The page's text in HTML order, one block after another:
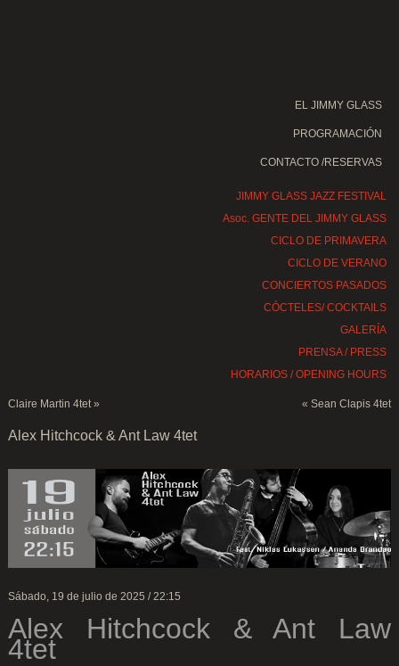
EL JIMMY GLASS
PROGRAMACIÓN
CONTACTO /RESERVAS
JIMMY GLASS JAZZ FESTIVAL
Asoc. GENTE DEL JIMMY GLASS
CICLO DE PRIMAVERA
CICLO DE VERANO
CONCIERTOS PASADOS
CÓCTELES/ COCKTAILS
GALERÍA
PRENSA / PRESS
HORARIOS / OPENING HOURS
Claire Martin 4tet» « Sean Clapis 4tet
Alex Hitchcock & Ant Law 4tet
Sábado, 19 de julio de 2025 / 22:15
Alex Hitchcock & Ant Law
4tet